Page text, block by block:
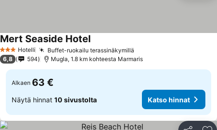
3 Tähtiluokitus
Hotelli Buffet-ruokailu terassinäkymillä
Mert Seaside Hotel
6,8 594 Mugla, 1.8 km kohteesta Marmaris
Alkaen 63 €
Näytä hinnat 10 sivustolta Katso hinnat